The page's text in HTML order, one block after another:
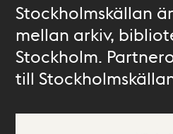
Stockholmskällan
mellan arkiv,
Stockholm.
till